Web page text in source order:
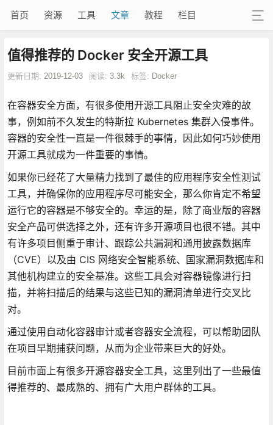
首页 资源 工具 文章 教程 栏目
值得推荐的 Docker 安全开源工具
更新日期: 2019-12-03 阅读: 3.3k 标签: Docker
在容器安全方面，有很多使用开源工具阻止安全灾难的故
事，例如前不久发生的特斯拉 Kubernetes 集群入侵事件。
容器的安全性一直是一件很棘手的事情，因此如何巧妙使用
开源工具就成为一件重要的事情。
如果你已经花了大量精力找到了最佳的应用程序安全性测试
工具，并确保你的应用程序尽可能安全，那么你肯定不希望
运行它的容器是不够安全的。幸运的是，除了商业版的容器
安全产品可供选择之外，还有许多开源项目也很不错。其中
有许多项目侧重于审计、跟踪公共漏洞和通用披露数据库
（CVE）以及由 CIS 网络安全智能系统、国家漏洞数据库和
其他机构建立的安全基准。这些工具会对容器镜像进行扫
描，并将扫描后的结果与这些已知的漏洞清单进行交叉比
对。
通过使用自动化容器审计或者容器安全流程，可以帮助团队
在项目早期捕获问题，从而为企业带来巨大的好处。
目前市面上有很多开源容器安全工具，这里列出了一些最值
得推荐的、最成熟的、拥有广大用户群体的工具。